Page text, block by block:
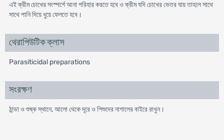
এই ক্রীম চোখের সংস্পর্শে আনা পরিহার করতে হবে ও ক্রীম যদি চোখের ভেতর যায় তাহলে সাথে
সাথে পানি দিয়ে ধুয়ে ফেলতে হবে।
থেরাপিউটিক ক্লাস
Parasiticidal preparations
সংরক্ষণ
ঠান্ডা ও শুষ্ক স্থানে, আলো থেকে দূরে ও শিশুদের নাগালের বাইরে রাখুন।